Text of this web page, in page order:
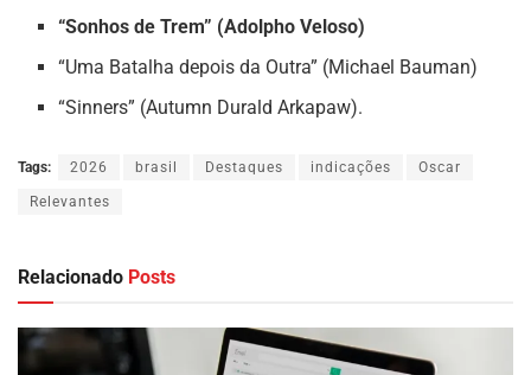
“Sonhos de Trem” (Adolpho Veloso)
“Uma Batalha depois da Outra” (Michael Bauman)
“Sinners” (Autumn Durald Arkapaw).
Tags: 2026 brasil Destaques indicações Oscar
Relevantes
Relacionado Posts